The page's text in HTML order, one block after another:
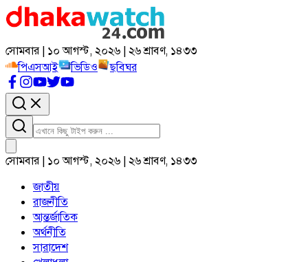
সোমবার | ১০ আগস্ট, ২০২৬ | ২৬ শ্রাবণ, ১৪৩৩
পিএসআই
ভিডিও ছবিঘর
সোমবার | ১০ আগস্ট, ২০২৬ | ২৬ শ্রাবণ, ১৪৩৩
জাতীয়
রাজনীতি
আন্তর্জাতিক
অর্থনীতি
সারাদেশ